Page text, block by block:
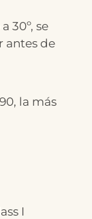
30º, se
antes de
la más
I